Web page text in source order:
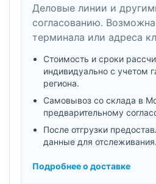
Деловые линии и
согласованию.
терминала или адреса
Стоимость и сроки
индивидуально с учетом
региона.
Самовывоз со склада в
предварительному
После отгрузки
данные для отслеживания.
Подробнее о доставке